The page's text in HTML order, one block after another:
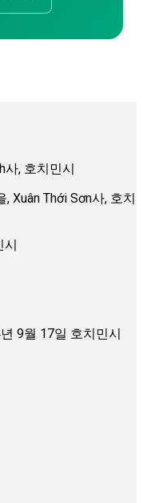
사, 호치민시
Xuân Thới Sơn사, 호치
시
9월 17일 호치민시